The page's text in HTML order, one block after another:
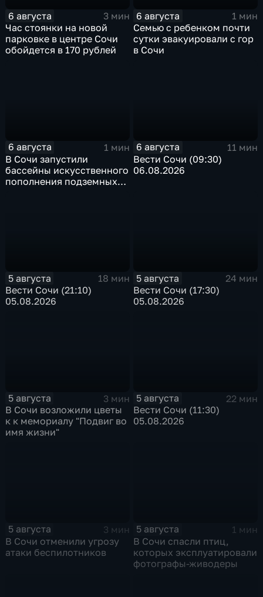
6 августа
3 мин
Час стоянки на новой
парковке в центре Сочи
обойдется в 170 рублей
6 августа
1 мин
Семью с ребенком почти
сутки эвакуировали с гор
в Сочи
6 августа
1 мин
В Сочи запустили
бассейны искусственного
пополнения подземных
6 августа
11 мин
Вести Сочи (09:30)
06.08.2026
5 августа
18 мин
Вести Сочи (21:10)
05.08.2026
5 августа
24 мин
Вести Сочи (17:30)
05.08.2026
5 августа
3 мин
В Сочи возложили цветы
к к мемориалу "Подвиг во
имя жизни"
5 августа
22 мин
Вести Сочи (11:30)
05.08.2026
5 августа
3 мин
В Сочи отменили угрозу
атаки беспилотников
5 августа
1 мин
В Сочи спасли птиц,
которых эксплуатировали
фотографы-живодеры